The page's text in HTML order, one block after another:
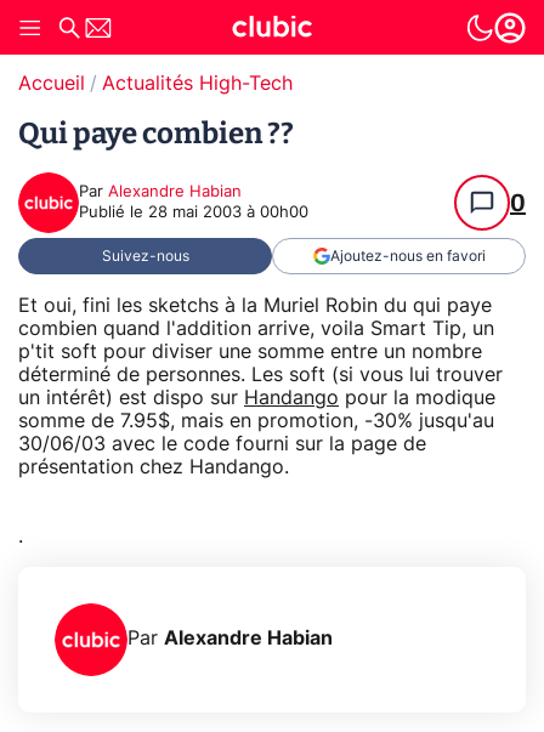
Accueil Actualités High-Tech
Qui paye combien ??
Par Alexandre Habian
Publié le 28 mai 2003 à 00h00 0
Suivez-nous Ajoutez-nous en favori
Et oui, fini les sketchs à la Muriel Robin du qui paye
combien quand l'addition arrive, voila Smart Tip, un
p'tit soft pour diviser une somme entre un nombre
déterminé de personnes. Les soft (si vous lui trouver
un intérêt) est dispo sur Handango pour la modique
somme de 7.95$, mais en promotion, -30% jusqu'au
30/06/03 avec le code fourni sur la page de
présentation chez Handango.
.
Par Alexandre Habian